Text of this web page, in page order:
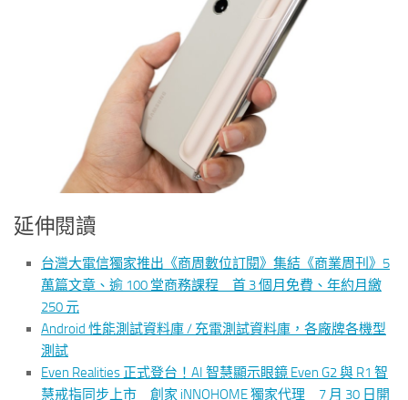
延伸閱讀
台灣大電信獨家推出《商周數位訂閱》集結《商業周刊》5
萬篇文章、逾 100 堂商務課程 首 3 個月免費、年約月繳
250 元
Android 性能測試資料庫 / 充電測試資料庫，各廠牌各機型
測試
Even Realities 正式登台！AI 智慧顯示眼鏡 Even G2 與 R1 智
慧戒指同步上市 創家 iNNOHOME 獨家代理 7 月 30 日開